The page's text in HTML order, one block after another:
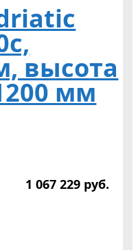
высота
мм
1 067 229 руб.